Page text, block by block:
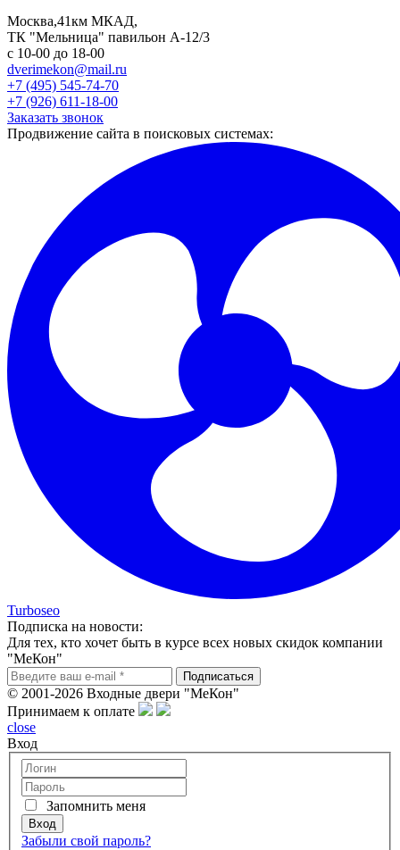
Москва,41км МКАД,
ТК "Мельница" павильон А-12/3
с 10-00 до 18-00
dverimekon@mail.ru
+7 (495) 545-74-70
+7 (926) 611-18-00
Заказать звонок
Продвижение сайта в поисковых системах:
Turboseo
Подписка на новости:
Для тех, кто хочет быть в курсе всех новых скидок компании
"МеКон"
© 2001-2026 Входные двери "МеКон"
Принимаем к оплате
close
Вход
Запомнить меня
Забыли свой пароль?